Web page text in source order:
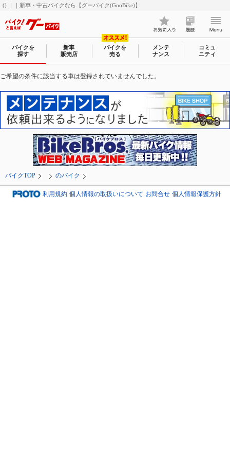
() ｜｜新車・中古バイクなら【グーバイク(GooBike)】
バイクを
探す
新車
販売店
バイクを
売る
メンテ
ナンス
コミュ
ニティ
ご希望の条件に該当する車は登録されていませんでした。
バイクTOP のバイク
利用規約 個人情報の取扱いについて お問合せ 個人情報保護方針